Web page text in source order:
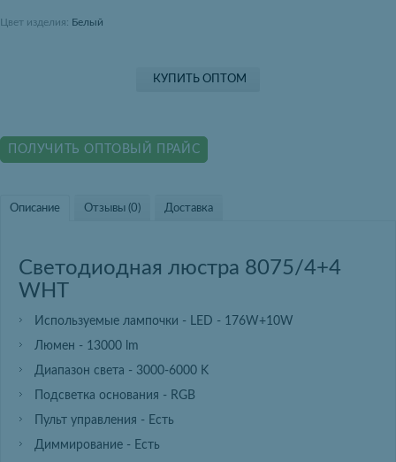
Цвет изделия: Белый
КУПИТЬ ОПТОМ
ПОЛУЧИТЬ ОПТОВЫЙ ПРАЙС
Описание Отзывы (0) Доставка
Светодиодная люстра 8075/4+4
WHT
Используемые лампочки - LED - 176W+10W
Люмен - 13000 lm
Диапазон света - 3000-6000 K
Подсветка основания - RGB
Пульт управления - Есть
Диммирование - Есть